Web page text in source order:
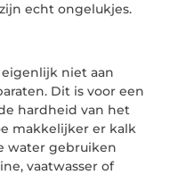
echt ongelukjes.
niet aan
Dit is voor een
hardheid van het
makkelijker er kalk
water gebruiken
vaatwasser of